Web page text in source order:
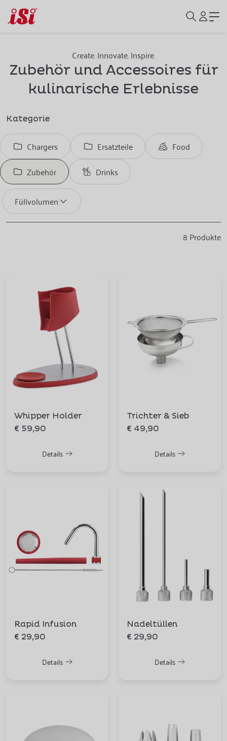
Create. Innovate. Inspire.
Zubehör und Accessoires für
kulinarische Erlebnisse
Kategorie
Chargers Ersatzteile
Food
Zubehör
Drinks
Füllvolumen
8 Produkte
Whipper Holder
€ 59,90
Details
Trichter & Sieb
€ 49,90
Details
Rapid Infusion
€ 29,90
Details
Nadeltüllen
€ 29,90
Details